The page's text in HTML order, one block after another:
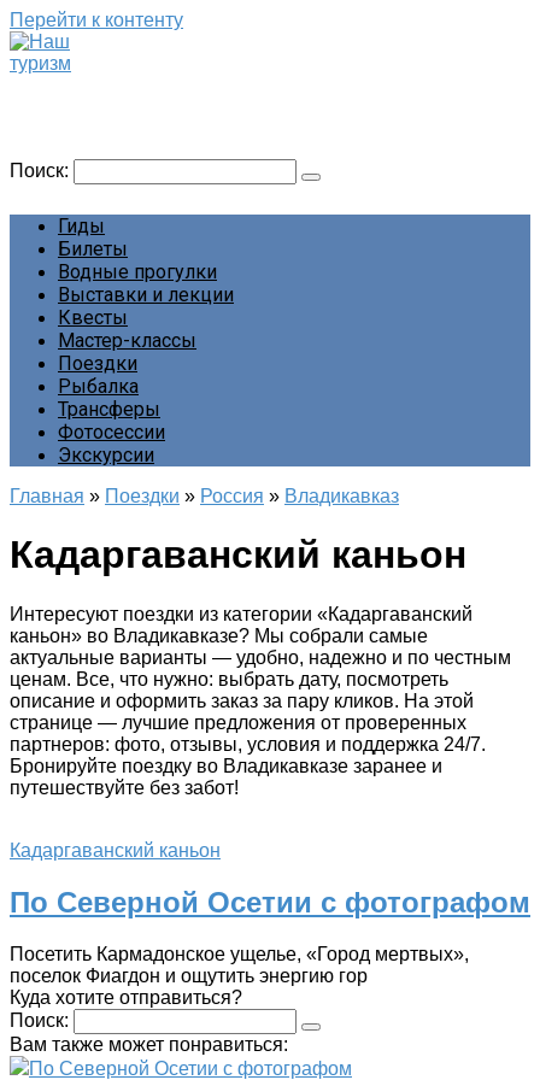
Перейти к контенту
Поиск:
Гиды
Билеты
Водные прогулки
Выставки и лекции
Квесты
Мастер-классы
Поездки
Рыбалка
Трансферы
Фотосессии
Экскурсии
Главная » Поездки » Россия » Владикавказ
Кадаргаванский каньон
Интересуют поездки из категории «Кадаргаванский
каньон» во Владикавказе? Мы собрали самые
актуальные варианты — удобно, надежно и по честным
ценам. Все, что нужно: выбрать дату, посмотреть
описание и оформить заказ за пару кликов. На этой
странице — лучшие предложения от проверенных
партнеров: фото, отзывы, условия и поддержка 24/7.
Бронируйте поездку во Владикавказе заранее и
путешествуйте без забот!
Кадаргаванский каньон
По Северной Осетии с фотографом
Посетить Кармадонское ущелье, «Город мертвых»,
поселок Фиагдон и ощутить энергию гор
Куда хотите отправиться?
Поиск:
Вам также может понравиться:
По Северной Осетии с фотографом